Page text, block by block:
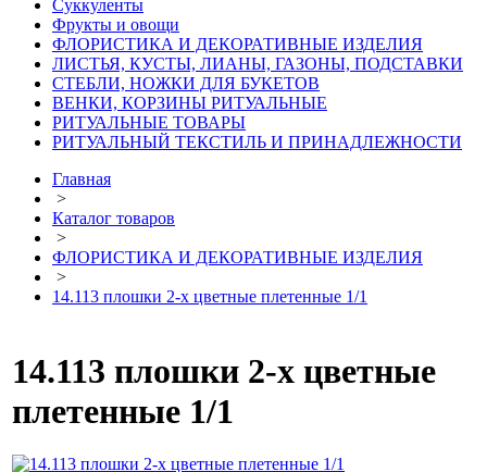
Суккуленты
Фрукты и овощи
ФЛОРИСТИКА И ДЕКОРАТИВНЫЕ ИЗДЕЛИЯ
ЛИСТЬЯ, КУСТЫ, ЛИАНЫ, ГАЗОНЫ, ПОДСТАВКИ
СТЕБЛИ, НОЖКИ ДЛЯ БУКЕТОВ
ВЕНКИ, КОРЗИНЫ РИТУАЛЬНЫЕ
РИТУАЛЬНЫЕ ТОВАРЫ
РИТУАЛЬНЫЙ ТЕКСТИЛЬ И ПРИНАДЛЕЖНОСТИ
Главная
>
Каталог товаров
>
ФЛОРИСТИКА И ДЕКОРАТИВНЫЕ ИЗДЕЛИЯ
>
14.113 плошки 2-х цветные плетенные 1/1
14.113 плошки 2-х цветные
плетенные 1/1